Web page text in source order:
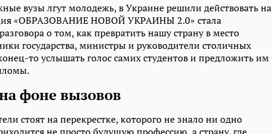
вузы лгут молодежь, в Украине решили действовать на
«ОБРАЗОВАНИЕ НОВОЙ УКРАИНЫ 2.0» стала
о том, как превратить нашу страну в место
государства, министры и руководители столичных
то услышать голос самих студентов и предложить им
фоне вызовов
стоят на перекрестке, которого не знало ни одно